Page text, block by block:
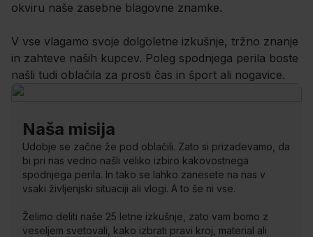
okviru naše zasebne blagovne znamke.
V vse vlagamo svoje dolgoletne izkušnje, tržno znanje
in zahteve naših kupcev. Poleg spodnjega perila boste
našli tudi oblačila za prosti čas in šport ali nogavice.
Naša misija
Udobje se začne že pod oblačili. Zato si prizadevamo, da
bi pri nas vedno našli veliko izbiro kakovostnega
spodnjega perila. In tako se lahko zanesete na nas v
vsaki življenjski situaciji ali vlogi. A to še ni vse.
Želimo deliti naše 25 letne izkušnje, zato vam bomo z
veseljem svetovali, kako izbrati pravi kroj, material ali